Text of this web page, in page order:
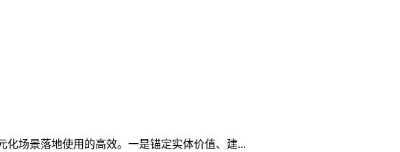
场景落地使用的高效。一是锚定实体价值、建...